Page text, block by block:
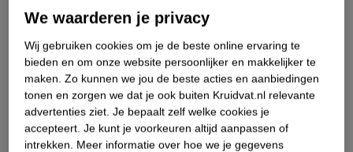
Productinformatie
Etiketinformatie
Nature Impact Score
Dit product heeft (nog) geen Nature
Impact Score.
We waarderen je privacy
Wij gebruiken cookies om je de beste online ervaring te
bieden en om onze website persoonlijker en makkelijker te
maken. Zo kunnen we jou de beste acties en aanbiedingen
tonen en zorgen we dat je ook buiten Kruidvat.nl relevante
advertenties ziet. Je bepaalt zelf welke cookies je
accepteert. Je kunt je voorkeuren altijd aanpassen of
intrekken. Meer informatie over hoe we je gegevens